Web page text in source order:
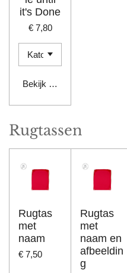
it's Done
€ 7,80
Bekijk details
Rugtassen
Rugtas
met
naam
€ 7,50
Rugtas
met
naam en
afbeeldin
g